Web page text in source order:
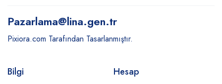
Pazarlama@lina.gen.tr
Pixiora.com Tarafından Tasarlanmıştır.
Bilgi Hesap